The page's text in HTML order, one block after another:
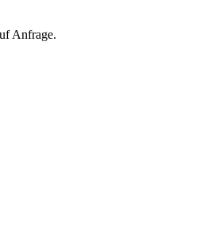
Anfrage.